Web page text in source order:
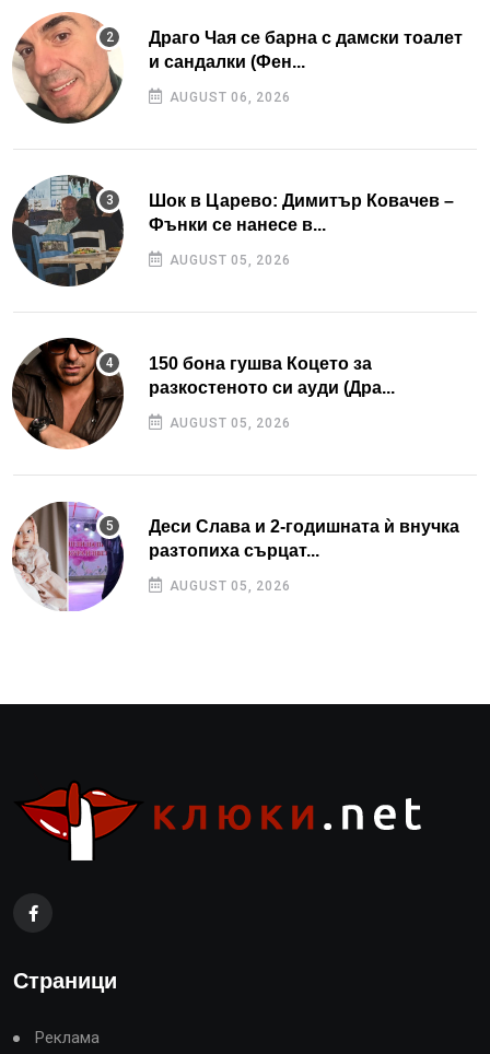
Драго Чая се барна с дамски тоалет
и сандалки (Фен...
AUGUST 06, 2026
Шок в Царево: Димитър Ковачев –
Фънки се нанесе в...
AUGUST 05, 2026
150 бона гушва Коцето за
разкостеното си ауди (Дра...
AUGUST 05, 2026
Деси Слава и 2-годишната ѝ внучка
разтопиха сърцат...
AUGUST 05, 2026
Страници
Реклама